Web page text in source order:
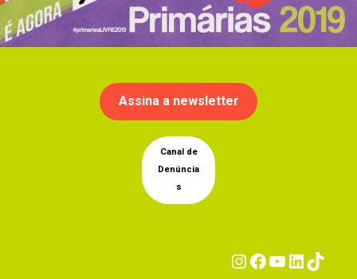
Assina a newsletter
Canal de
Denúncia
s
Instagram
Facebook